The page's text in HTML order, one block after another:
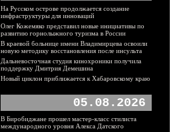
На Русском острове продолжается создание
инфраструктуры для инноваций
Олег Кожемяко представил новые инициативы по
развитию горнолыжного туризма в России
В краевой больнице имени Владимирцева освоили
новую методику восстановления после инсульта
Дальневосточная студия кинохроники получила
поддержку Дмитрия Демешина
Новый циклон приближается к Хабаровскому краю
05.08.2026
В Биробиджане прошел мастер-класс стилиста
международного уровня Алекса Датского